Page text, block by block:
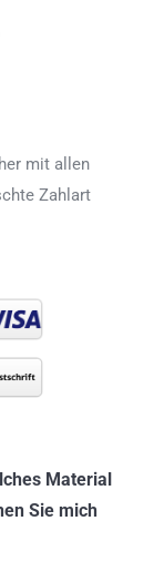
mit allen
Zahlart
Material
Sie mich